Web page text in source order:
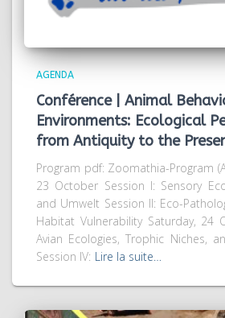
AGENDA
Conférence | Animal
Environments: Ecological
from Antiquity to the
Program pdf: Zoomathia-Program
23 October Session I: Sensory
and Umwelt Session II: Eco-
Habitat Vulnerability Saturday, 24
Avian Ecologies, Trophic Niches,
Session IV: Lire la suite…